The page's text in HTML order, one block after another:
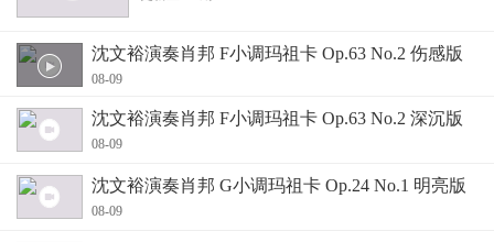
沈文裕演奏肖邦 F小调玛祖卡 Op.63 No.2 伤感版
08-09
沈文裕演奏肖邦 F小调玛祖卡 Op.63 No.2 深沉版
08-09
沈文裕演奏肖邦 G小调玛祖卡 Op.24 No.1 明亮版
08-09